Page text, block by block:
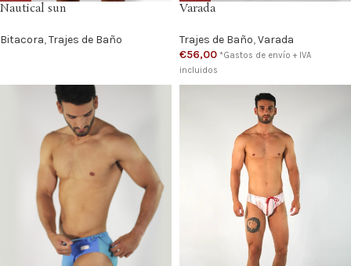
Nautical sun
Bitacora,Trajes de Baño
Varada
Trajes de Baño,Varada
€56,00 *Gastos de envío + IVA
incluidos